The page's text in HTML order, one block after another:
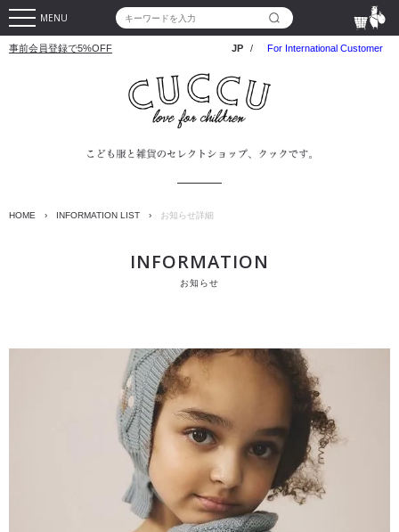
MENU
事前会員登録で5%OFF JP / For International Customer
HOME › INFORMATION LIST › お知らせ詳細
INFORMATION
お知らせ